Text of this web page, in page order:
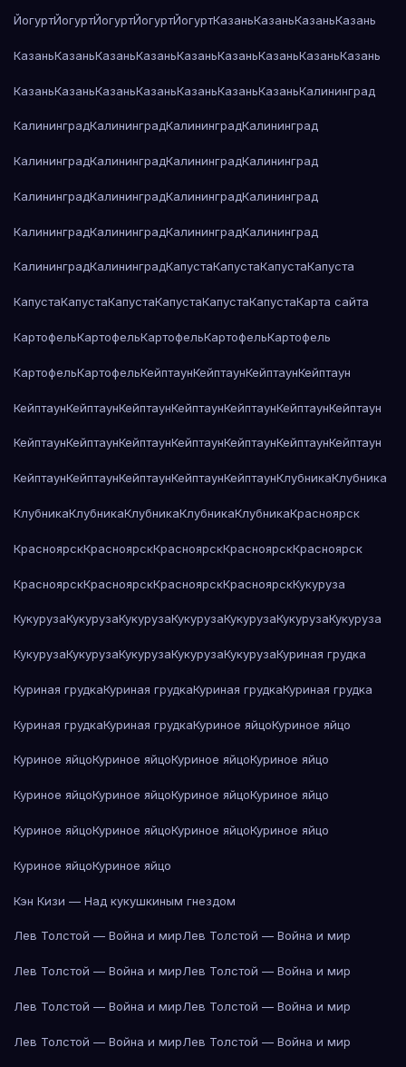
ЙогуртЙогуртЙогуртЙогуртЙогуртКазаньКазаньКазаньКазань
КазаньКазаньКазаньКазаньКазаньКазаньКазаньКазаньКазань
КазаньКазаньКазаньКазаньКазаньКазаньКазаньКалининград
КалининградКалининградКалининградКалининград
КалининградКалининградКалининградКалининград
КалининградКалининградКалининградКалининград
КалининградКалининградКалининградКалининград
КалининградКалининградКапустаКапустаКапустаКапуста
КапустаКапустаКапустаКапустаКапустаКапустаКарта сайта
КартофельКартофельКартофельКартофельКартофель
КартофельКартофельКейптаунКейптаунКейптаунКейптаун
КейптаунКейптаунКейптаунКейптаунКейптаунКейптаунКейптаун
КейптаунКейптаунКейптаунКейптаунКейптаунКейптаунКейптаун
КейптаунКейптаунКейптаунКейптаунКейптаунКлубникаКлубника
КлубникаКлубникаКлубникаКлубникаКлубникаКрасноярск
КрасноярскКрасноярскКрасноярскКрасноярскКрасноярск
КрасноярскКрасноярскКрасноярскКрасноярскКукуруза
КукурузаКукурузаКукурузаКукурузаКукурузаКукурузаКукуруза
КукурузаКукурузаКукурузаКукурузаКукурузаКуриная грудка
Куриная грудкаКуриная грудкаКуриная грудкаКуриная грудка
Куриная грудкаКуриная грудкаКуриное яйцоКуриное яйцо
Куриное яйцоКуриное яйцоКуриное яйцоКуриное яйцо
Куриное яйцоКуриное яйцоКуриное яйцоКуриное яйцо
Куриное яйцоКуриное яйцоКуриное яйцоКуриное яйцо
Куриное яйцоКуриное яйцо
Кэн Кизи — Над кукушкиным гнездом
Лев Толстой — Война и мирЛев Толстой — Война и мир
Лев Толстой — Война и мирЛев Толстой — Война и мир
Лев Толстой — Война и мирЛев Толстой — Война и мир
Лев Толстой — Война и мирЛев Толстой — Война и мир